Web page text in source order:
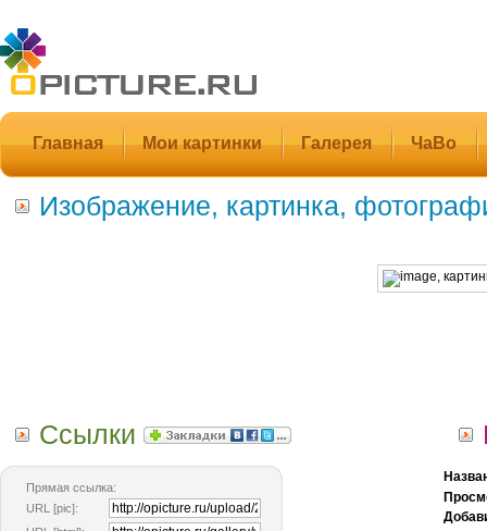
Главная Мои картинки Галерея ЧаВо
Изображение, картинка,
Ссылки
Прямая ссылка:
URL [pic]: